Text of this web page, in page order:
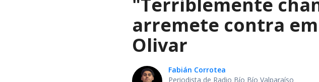
arremete contra
Olivar
Fabián Corrotea
Periodista de Radio Bío Bío Valparaíso